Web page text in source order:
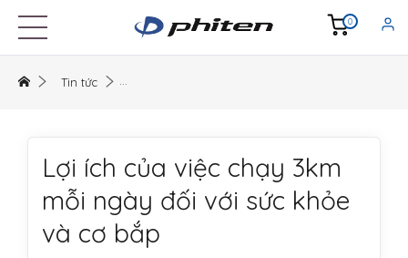
0
Tin tức
Lợi ích của việc chạy 3km
mỗi ngày đối với sức khỏe
và cơ bắp